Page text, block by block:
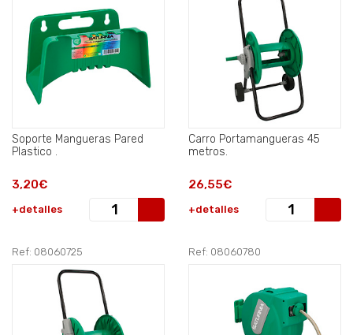
Soporte Mangueras Pared
Plastico .
3,20€
+detalles
Carro Portamangueras 45
metros.
26,55€
+detalles
Ref: 08060725 Ref: 08060780